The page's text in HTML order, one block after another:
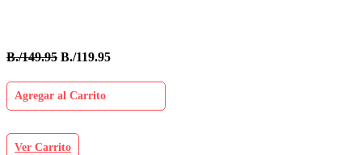
B./149.95 B./119.95
Agregar al Carrito
Ver Carrito